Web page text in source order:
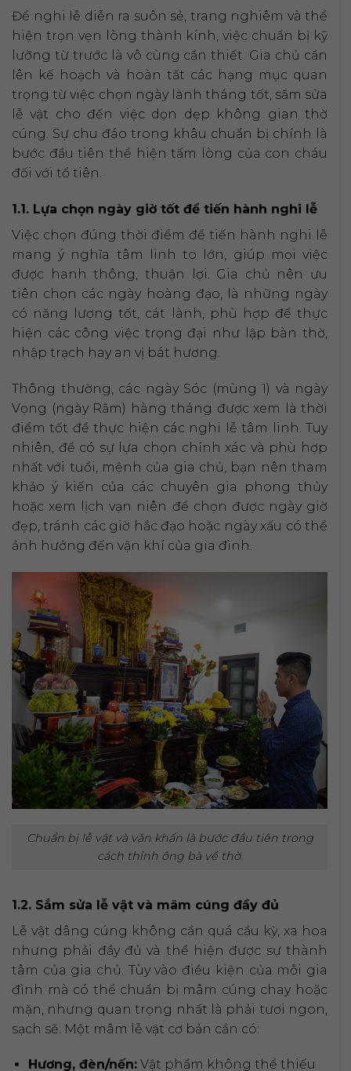
Để nghi lễ diễn ra suôn sẻ, trang nghiêm và thể
hiện trọn vẹn lòng thành kính, việc chuẩn bị kỹ
lưỡng từ trước là vô cùng cần thiết. Gia chủ cần
lên kế hoạch và hoàn tất các hạng mục quan
trọng từ việc chọn ngày lành tháng tốt, sắm sửa
lễ vật cho đến việc dọn dẹp không gian thờ
cúng. Sự chu đáo trong khâu chuẩn bị chính là
bước đầu tiên thể hiện tấm lòng của con cháu
đối với tổ tiên.
1.1. Lựa chọn ngày giờ tốt để tiến hành nghi lễ
Việc chọn đúng thời điểm để tiến hành nghi lễ
mang ý nghĩa tâm linh to lớn, giúp mọi việc
được hanh thông, thuận lợi. Gia chủ nên ưu
tiên chọn các ngày hoàng đạo, là những ngày
có năng lượng tốt, cát lành, phù hợp để thực
hiện các công việc trọng đại như lập bàn thờ,
nhập trạch hay an vị bát hương.
Thông thường, các ngày Sóc (mùng 1) và ngày
Vọng (ngày Rằm) hàng tháng được xem là thời
điểm tốt để thực hiện các nghi lễ tâm linh. Tuy
nhiên, để có sự lựa chọn chính xác và phù hợp
nhất với tuổi, mệnh của gia chủ, bạn nên tham
khảo ý kiến của các chuyên gia phong thủy
hoặc xem lịch vạn niên để chọn được ngày giờ
đẹp, tránh các giờ hắc đạo hoặc ngày xấu có thể
ảnh hưởng đến vận khí của gia đình.
Chuẩn bị lễ vật và văn khấn là bước đầu tiên trong
cách thỉnh ông bà về thờ.
1.2. Sắm sửa lễ vật và mâm cúng đầy đủ
Lễ vật dâng cúng không cần quá cầu kỳ, xa hoa
nhưng phải đầy đủ và thể hiện được sự thành
tâm của gia chủ. Tùy vào điều kiện của mỗi gia
đình mà có thể chuẩn bị mâm cúng chay hoặc
mặn, nhưng quan trọng nhất là phải tươi ngon,
sạch sẽ. Một mâm lễ vật cơ bản cần có:
Hương, đèn/nến:Vật phẩm không thể thiếu